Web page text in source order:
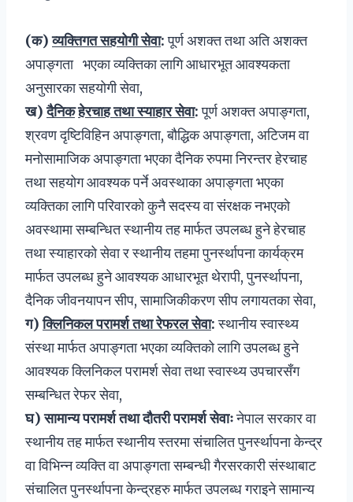
(क)व्यक्तिगत सहयोगी सेवा:पूर्ण अशक्त तथा अति अशक्त
अपाङ्गता भएका व्यक्तिका लागि आधारभूत आवश्यकता
अनुसारका सहयोगी सेवा,
ख)दैनिकहेरचाह तथा स्याहार सेवा:पूर्ण अशक्त अपाङ्गता,
श्रवण दृष्टिविहिन अपाङ्गता, बौद्धिक अपाङ्गता, अटिजम वा
मनोसामाजिक अपाङ्गता भएका दैनिक रुपमा निरन्तर हेरचाह
तथा सहयोग आवश्यक पर्ने अवस्थाका अपाङ्गता भएका
व्यक्तिका लागि परिवारको कुनै सदस्य वा संरक्षक नभएको
अवस्थामा सम्बन्धित स्थानीय तह मार्फत उपलब्ध हुने हेरचाह
तथा स्याहारको सेवा र स्थानीय तहमा पुनर्स्थापना कार्यक्रम
मार्फत उपलब्ध हुने आवश्यक आधारभूत थेरापी, पुनर्स्थापना,
दैनिक जीवनयापन सीप, सामाजिकीकरण सीप लगायतका सेवा,
ग)क्लिनिकल परामर्श तथा रेफरल सेवा:स्थानीय स्वास्थ्य
संस्था मार्फत अपाङ्गता भएका व्यक्तिको लागि उपलब्ध हुने
आवश्यक क्लिनिकल परामर्श सेवा तथा स्वास्थ्य उपचारसँग
सम्बन्धित रेफर सेवा,
घ)सामान्य परामर्श तथा दौतरी परामर्श सेवाःनेपाल सरकार वा
स्थानीय तह मार्फत स्थानीय स्तरमा संचालित पुनर्स्थापना केन्द्र
वा विभिन्न व्यक्ति वा अपाङ्गता सम्बन्धी गैरसरकारी संस्थाबाट
संचालित पुनर्स्थापना केन्द्रहरु मार्फत उपलब्ध गराइने सामान्य